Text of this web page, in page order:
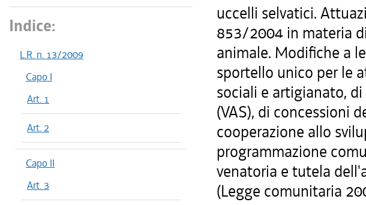
Indice:
L.R. n. 13/2009
Capo I
Art. 1
Art. 2
Capo II
Art. 3
uccelli selvatici.
853/2004 in materia
animale. Modifiche a
sportello unico per le
sociali e artigianato,
(VAS), di concessioni
cooperazione allo
programmazione
venatoria e tutela
(Legge comunitaria